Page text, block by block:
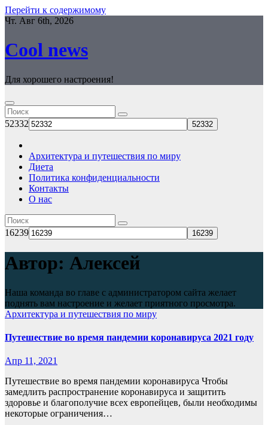
Перейти к содержимому
Чт. Авг 6th, 2026
Cool news
Для хорошего настроения!
52332
Архитектура и путешествия по миру
Диета
Политика конфиденциальности
Контакты
О нас
16239
Автор: Алексей
Наша команда во главе с администратором сайта желает
поднять вам настроение и желает приятного просмотра.
Архитектура и путешествия по миру
Путешествие во время пандемии коронавируса 2021 году
Апр 11, 2021
Путешествие во время пандемии коронавируса Чтобы
замедлить распространение коронавируса и защитить
здоровье и благополучие всех европейцев, были необходимы
некоторые ограничения…